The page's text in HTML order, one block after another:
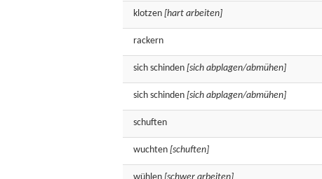
klotzen [hart arbeiten]
rackern
sich schinden [sich abplagen/abmühen]
sich schinden [sich abplagen/abmühen]
schuften
wuchten [schuften]